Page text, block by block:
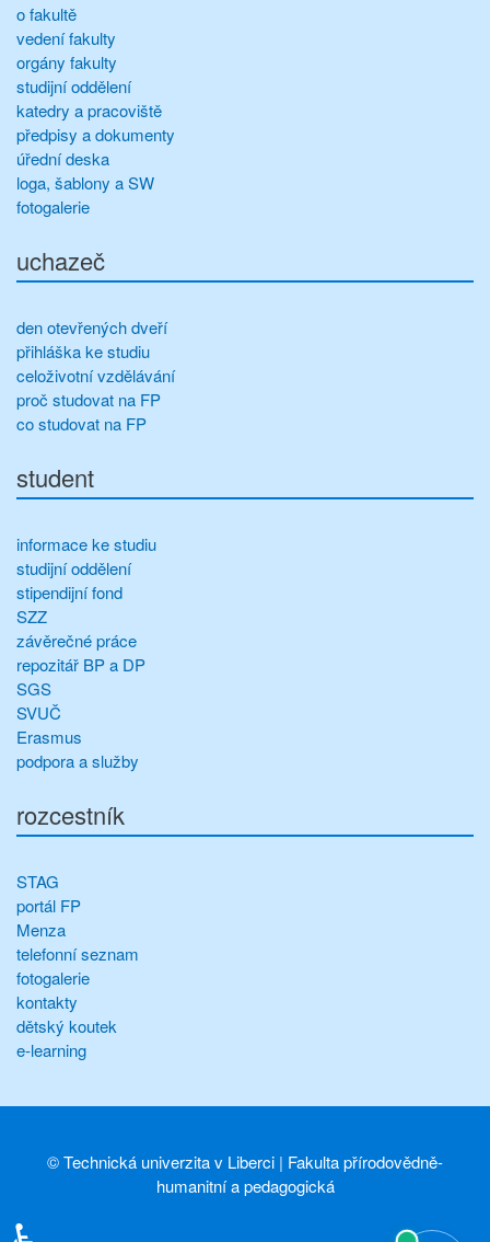
o fakultě
vedení fakulty
orgány fakulty
studijní oddělení
katedry a pracoviště
předpisy a dokumenty
úřední deska
loga, šablony a SW
fotogalerie
uchazeč
den otevřených dveří
přihláška ke studiu
celoživotní vzdělávání
proč studovat na FP
co studovat na FP
student
informace ke studiu
studijní oddělení
stipendijní fond
SZZ
závěrečné práce
repozitář BP a DP
SGS
SVUČ
Erasmus
podpora a služby
rozcestník
STAG
portál FP
Menza
telefonní seznam
fotogalerie
kontakty
dětský koutek
e-learning
©Technická univerzita v Liberci | Fakulta přírodovědně-
humanitní a pedagogická